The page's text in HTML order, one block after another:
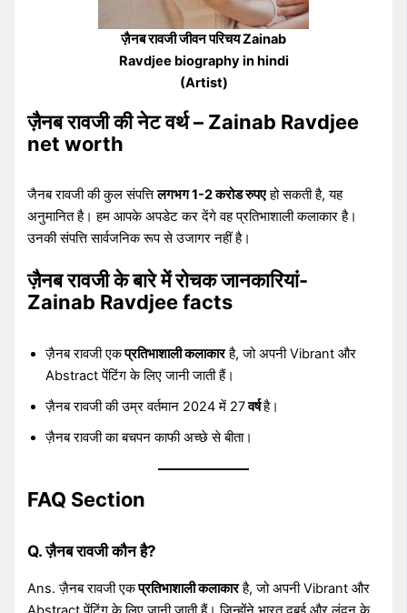
ज़ैनब रावजी जीवन परिचय Zainab
Ravdjee biography in hindi
(Artist)
ज़ैनब रावजी की नेट वर्थ – Zainab Ravdjee
net worth
जैनब रावजी की कुल संपत्तिलगभग 1-2 करोड रुपएहो सकती है, यह
अनुमानित है। हम आपके अपडेट कर देंगे वह प्रतिभाशाली कलाकार है।
उनकी संपत्ति सार्वजनिक रूप से उजागर नहीं है।
ज़ैनब रावजी के बारे में रोचक जानकारियां-
Zainab Ravdjee facts
ज़ैनब रावजी एकप्रतिभाशाली कलाकारहै, जो अपनी Vibrant और
Abstract पेंटिंग के लिए जानी जाती हैं।
ज़ैनब रावजी की उम्र वर्तमान 2024 में 27वर्षहै।
ज़ैनब रावजी का बचपन काफी अच्छे से बीता।
FAQ Section
Q. ज़ैनब रावजी कौन है?
Ans. ज़ैनब रावजी एकप्रतिभाशाली कलाकारहै, जो अपनी Vibrant और